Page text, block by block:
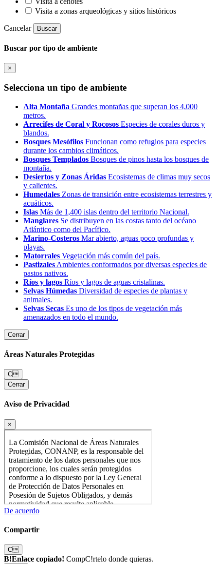
Visita a zonas arqueológicas y sitios históricos
Cancelar Buscar
Buscar por tipo de ambiente
×
Selecciona un tipo de ambiente
Alta Montaña Grandes montañas que superan los 4,000
metros.
Arrecifes de Coral y Rocosos Especies de corales duros y
blandos.
Bosques Mesófilos Funcionan como refugios para especies
durante los cambios climáticos.
Bosques Templados Bosques de pinos hasta los bosques de
montaña.
Desiertos y Zonas Áridas Ecosistemas de climas muy secos
y calientes.
Humedales Zonas de transición entre ecosistemas terrestres y
acuáticos.
Islas Más de 1,400 islas dentro del territorio Nacional.
Manglares Se distribuyen en las costas tanto del océano
Atlántico como del Pacífico.
Marino-Costeros Mar abierto, aguas poco profundas y
playas.
Matorrales Vegetación más común del país.
Pastizales Ambientes conformados por diversas especies de
pastos nativos.
Ríos y lagos Ríos y lagos de aguas cristalinas.
Selvas Húmedas Diversidad de especies de plantas y
animales.
Selvas Secas Es uno de los tipos de vegetación más
amenazados en todo el mundo.
Cerrar
Áreas Naturales Protegidas
C
Cerrar
Aviso de Privacidad
×
De acuerdo
Compartir
C
B!Enlace copiado! CompC!rtelo donde quieras.